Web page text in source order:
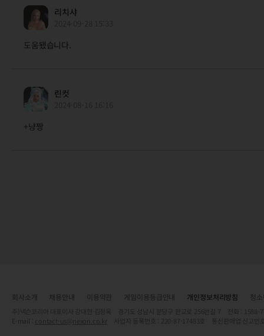
리치샤
도움됐습니다.
린컷
+냥짱
개인정보처리방침
contact-us@nexon.co.kr